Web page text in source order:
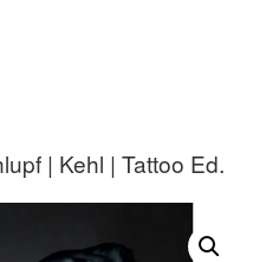
| Kehl | Tattoo Ed.